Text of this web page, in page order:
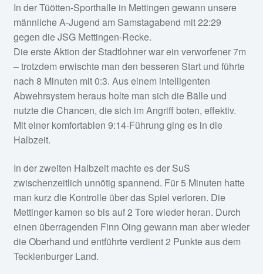
In der Tüötten-Sporthalle in Mettingen gewann unsere
männliche A-Jugend am Samstagabend mit 22:29
gegen die JSG Mettingen-Recke.
Die erste Aktion der Stadtlohner war ein verworfener 7m
– trotzdem erwischte man den besseren Start und führte
nach 8 Minuten mit 0:3. Aus einem intelligenten
Abwehrsystem heraus holte man sich die Bälle und
nutzte die Chancen, die sich im Angriff boten, effektiv.
Mit einer komfortablen 9:14-Führung ging es in die
Halbzeit.
In der zweiten Halbzeit machte es der SuS
zwischenzeitlich unnötig spannend. Für 5 Minuten hatte
man kurz die Kontrolle über das Spiel verloren. Die
Mettinger kamen so bis auf 2 Tore wieder heran. Durch
einen überragenden Finn Oing gewann man aber wieder
die Oberhand und entführte verdient 2 Punkte aus dem
Tecklenburger Land.